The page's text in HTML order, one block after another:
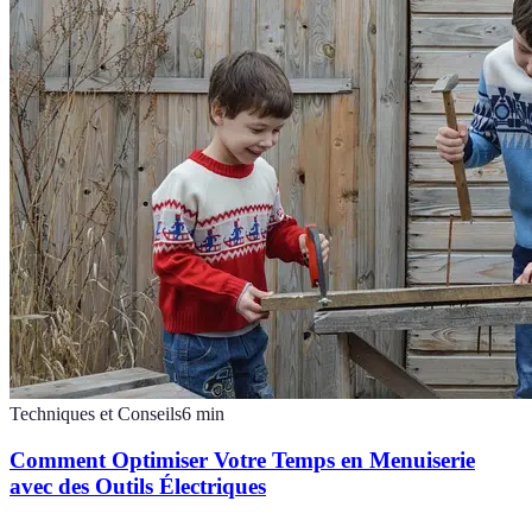
Techniques et Conseils6 min
Comment Optimiser Votre Temps en Menuiserie
avec des Outils Électriques